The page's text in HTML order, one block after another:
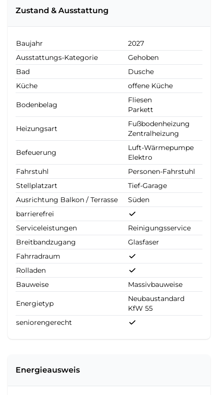
Zustand & Ausstattung
Baujahr
2027
Ausstattungs-Kategorie
Gehoben
Bad
Dusche
Küche
offene Küche
Bodenbelag
Fliesen
Parkett
Heizungsart
Fußbodenheizung
Zentralheizung
Befeuerung
Luft-Wärmepumpe
Elektro
Fahrstuhl
Personen-Fahrstuhl
Stellplatzart
Tief-Garage
Ausrichtung Balkon / Terrasse
Süden
barrierefrei
Serviceleistungen
Reinigungsservice
Breitbandzugang
Glasfaser
Fahrradraum
Rolladen
Bauweise
Massivbauweise
Energietyp
Neubaustandard
KfW 55
seniorengerecht
Energieausweis